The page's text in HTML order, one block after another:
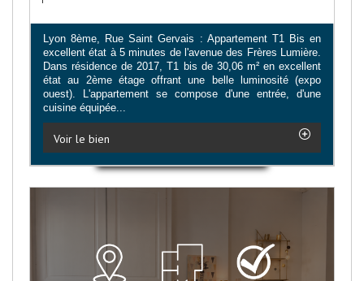
Lyon 8ème, Rue Saint Gervais : Appartement T1 Bis en
excellent état à 5 minutes de l'avenue des Frères Lumière.
Dans résidence de 2017, T1 bis de 30,06 m² en excellent
état au 2ème étage offrant une belle luminosité (expo
ouest). L'appartement se compose d'une entrée, d'une
cuisine équipée...
Voir le bien